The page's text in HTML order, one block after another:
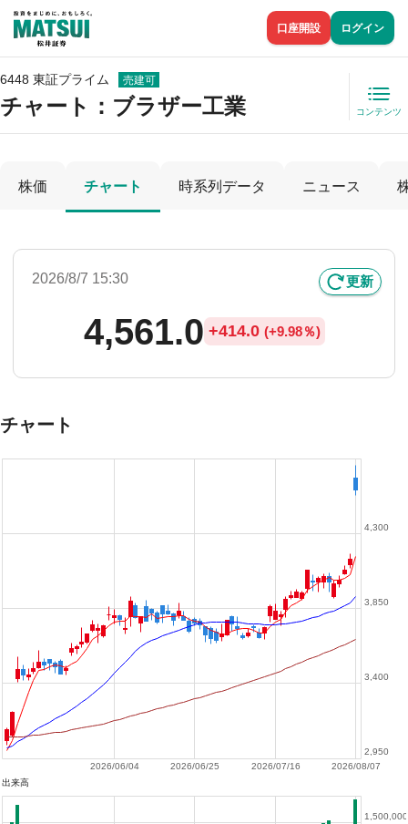
口座開設 ログイン
6448 東証プライム 売建可
チャート： ブラザー工業 コンテンツ
株価 チャート 時系列データ ニュース
2026/8/7 15:30 更新
4,561.0 +414.0 (+9.98％)
チャート
2026/08/07
2026/07/16
2026/06/25
2026/06/04
2,950
3,400
3,850
4,300
出来高
1,500,000